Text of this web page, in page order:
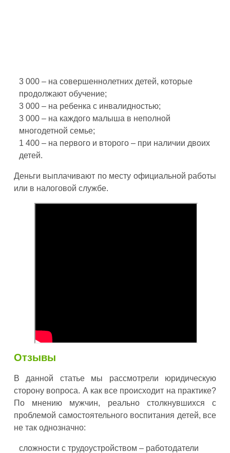
3 000 – на совершеннолетних детей, которые
продолжают обучение;
3 000 – на ребенка с инвалидностью;
3 000 – на каждого малыша в неполной
многодетной семье;
1 400 – на первого и второго – при наличии двоих
детей.
Деньги выплачивают по месту официальной работы
или в налоговой службе.
Отзывы
В данной статье мы рассмотрели юридическую
сторону вопроса. А как все происходит на практике?
По мнению мужчин, реально столкнувшихся с
проблемой самостоятельного воспитания детей, все
не так однозначно:
сложности с трудоустройством – работодатели